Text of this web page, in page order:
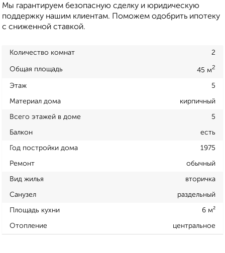
Мы гарантируем безопасную сделку и юридическую
поддержку нашим клиентам. Поможем одобрить ипотеку
с сниженной ставкой.
Количество комнат 2
Общая площадь 45 м2
Этаж 5
Материал дома кирпичный
Всего этажей в доме 5
Балкон есть
Год постройки дома 1975
Ремонт обычный
Вид жилья вторичка
Санузел раздельный
Площадь кухни 6 м²
Отопление центральное